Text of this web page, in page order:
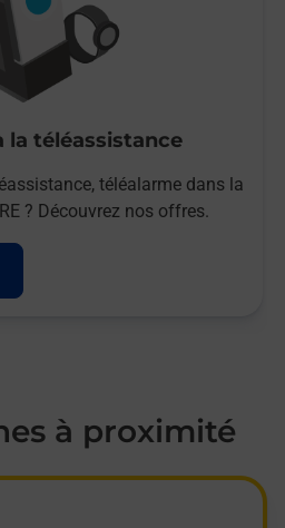
la téléassistance
téléalarme dans la
? Découvrez nos offres.
à proximité